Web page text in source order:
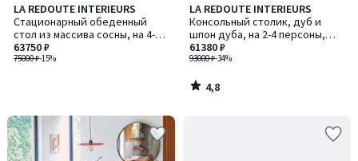
LA REDOUTE INTERIEURS
Стационарный обеденный
стол из массива сосны, на 4-6
персон, MALU / МАЛУ
75000 ₽-15%
63750 ₽
LA REDOUTE INTERIEURS
Консольный столик, дуб и
шпон дуба, на 2-4 персоны,
MINIMAL / МИНИМАЛ
93000 ₽-34%
61380 ₽
4,8
/ 5
4,8
/